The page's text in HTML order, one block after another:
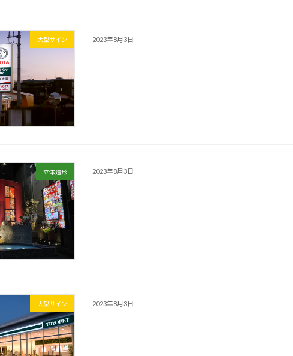
大型サイン 2023年8月3日
立体造形 2023年8月3日
大型サイン 2023年8月3日